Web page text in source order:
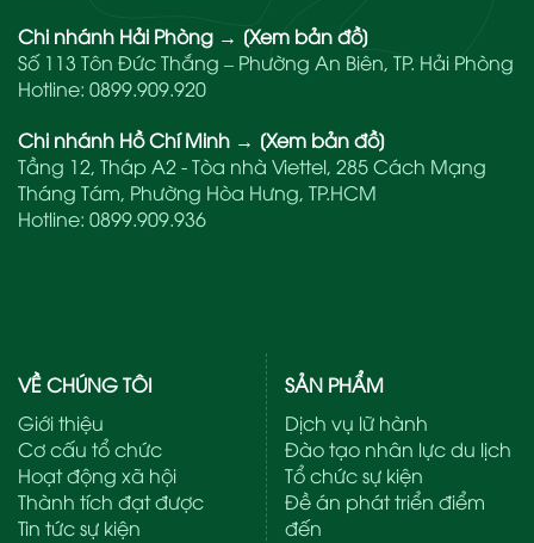
Chi nhánh Hải Phòng → [Xem bản đồ]
Số 113 Tôn Đức Thắng – Phường An Biên, TP. Hải Phòng
Hotline: 0899.909.920
Chi nhánh Hồ Chí Minh → [Xem bản đồ]
Tầng 12, Tháp A2 - Tòa nhà Viettel, 285 Cách Mạng
Tháng Tám, Phường Hòa Hưng, TP.HCM
Hotline: 0899.909.936
VỀ CHÚNG TÔI
Giới thiệu
Cơ cấu tổ chức
Hoạt động xã hội
Thành tích đạt được
Tin tức sự kiện
SẢN PHẨM
Dịch vụ lữ hành
Đào tạo nhân lực du lịch
Tổ chức sự kiện
Đề án phát triển điểm
đến